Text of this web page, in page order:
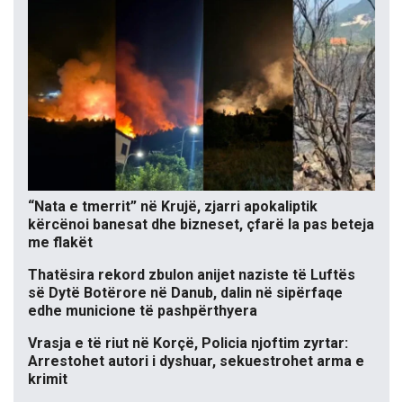
“Nata e tmerrit” në Krujë, zjarri apokaliptik
kërcënoi banesat dhe bizneset, çfarë la pas beteja
me flakët
Thatësira rekord zbulon anijet naziste të Luftës
së Dytë Botërore në Danub, dalin në sipërfaqe
edhe municione të pashpërthyera
Vrasja e të riut në Korçë, Policia njoftim zyrtar:
Arrestohet autori i dyshuar, sekuestrohet arma e
krimit